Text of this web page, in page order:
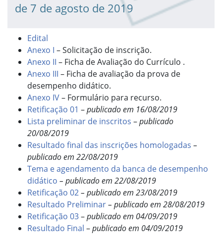
de 7 de agosto de 2019
Edital
Anexo I – Solicitação de inscrição.
Anexo II – Ficha de Avaliação do Currículo .
Anexo III – Ficha de avaliação da prova de
desempenho didático.
Anexo IV– Formulário para recurso.
Retificação 01 –publicado em 16/08/2019
Lista preliminar de inscritos –publicado
20/08/2019
Resultado final das inscrições homologadas –
publicado em 22/08/2019
Tema e agendamento da banca de desempenho
didático – publicado em 22/08/2019
Retificação 02– publicado em 23/08/2019
Resultado Preliminar– publicado em 28/08/2019
Retificação 03–publicado em 04/09/2019
Resultado Final –publicado em 04/09/2019